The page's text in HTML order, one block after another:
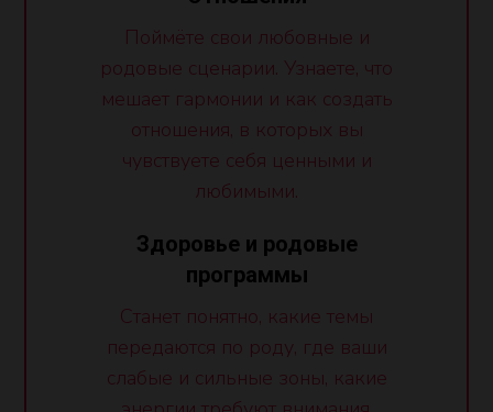
Поймёте свои любовные и
родовые сценарии. Узнаете, что
мешает гармонии и как создать
отношения, в которых вы
чувствуете себя ценными и
любимыми.
Здоровье и родовые
программы
Станет понятно, какие темы
передаются по роду, где ваши
слабые и сильные зоны, какие